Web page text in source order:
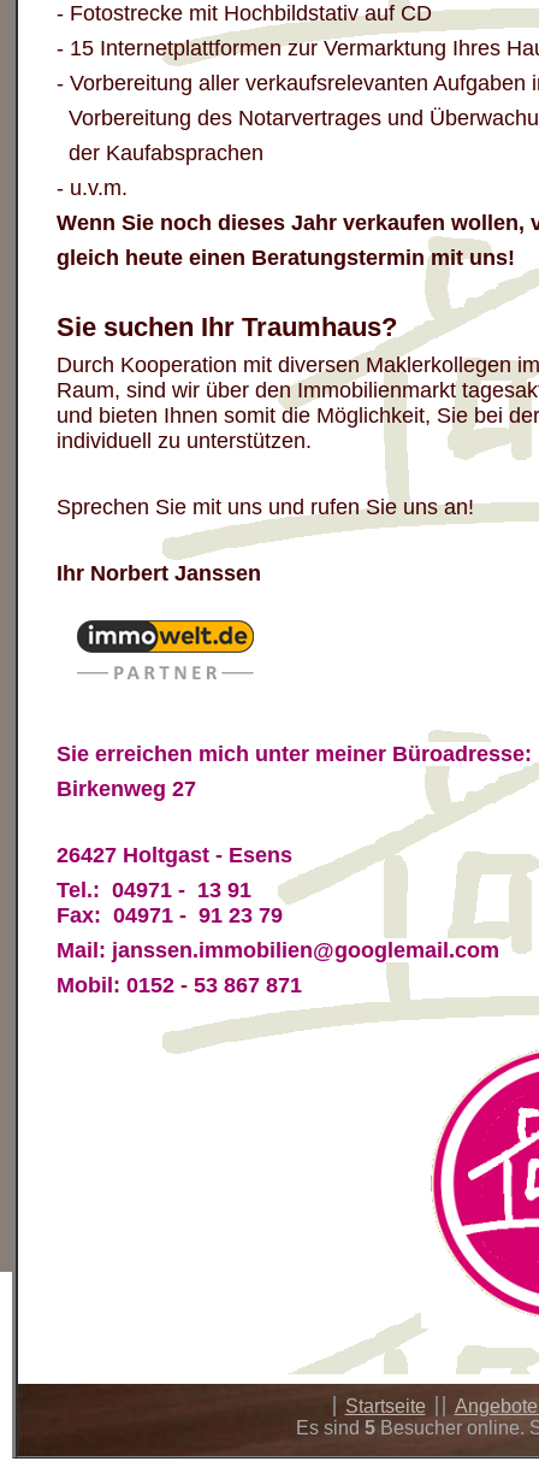
- Fotostrecke mit Hochbildstativ auf CD
- 15 Internetplattformen zur Vermarktung Ihres
- Vorbereitung aller verkaufsrelevanten Aufgaben
Vorbereitung des Notarvertrages und
der Kaufabsprachen
- u.v.m.
Wenn Sie noch dieses Jahr verkaufen wollen,
gleich heute einen Beratungstermin mit uns!
Sie suchen Ihr Traumhaus?
Durch Kooperation mit diversen Maklerkollegen
Raum, sind wir über den Immobilienmarkt
und bieten Ihnen somit die Möglichkeit, Sie bei
individuell zu unterstützen.
Sprechen Sie mit uns und rufen Sie uns an!
Ihr Norbert Janssen
Sie erreichen mich unter meiner Büroadresse:
Birkenweg 27
26427 Holtgast - Esens
Tel.: 04971 - 13 91
Fax: 04971 - 91 23 79
Mail: janssen.immobilien@googlemail.com
Mobil: 0152 - 53 867 871
Startseite
Es sind 5 Besucher online.